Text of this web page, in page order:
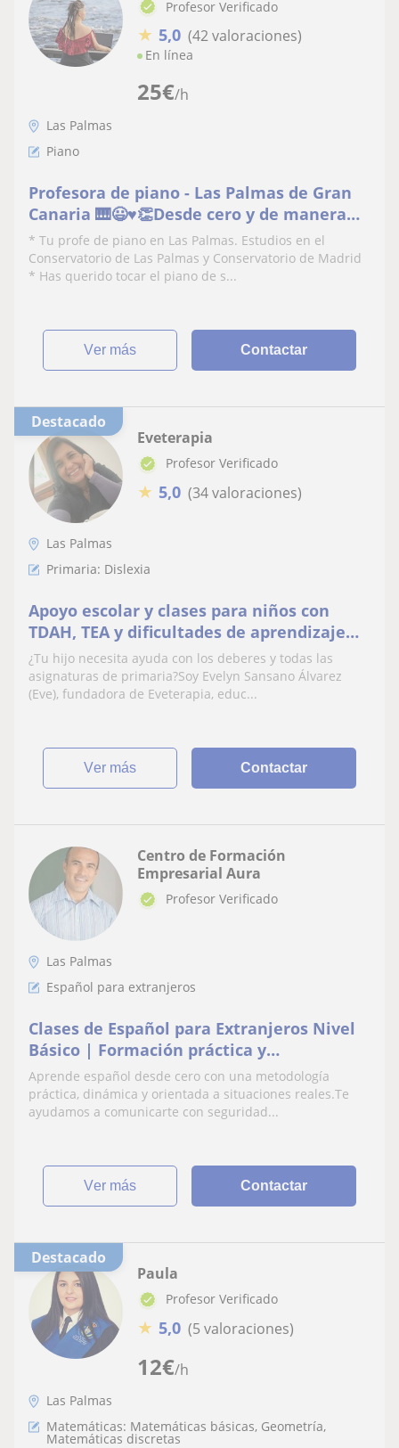
25€/h
Profesor Verificado
★ 5,0 (42 valoraciones)
En línea
Las Palmas
Piano
Profesora de piano - Las Palmas de Gran
Canaria 🎹😃♥️👏Desde cero y de manera
divertida
* Tu profe de piano en Las Palmas. Estudios en el
Conservatorio de Las Palmas y Conservatorio de Madrid
* Has querido tocar el piano de s...
ver más Contactar
Destacado
Eveterapia
Profesor Verificado
★ 5,0 (34 valoraciones)
Las Palmas
Primaria: Dislexia
Apoyo escolar y clases para niños con
TDAH, TEA y dificultades de aprendizaje🎓
⭐
¿Tu hijo necesita ayuda con los deberes y todas las
asignaturas de primaria?Soy Evelyn Sansano Álvarez
(Eve), fundadora de Eveterapia, educ...
ver más Contactar
Centro de Formación
Empresarial Aura
Profesor Verificado
Las Palmas
Español para extranjeros
Clases de Español para Extranjeros Nivel
Básico | Formación práctica y
personalizada
Aprende español desde cero con una metodología
práctica, dinámica y orientada a situaciones reales.Te
ayudamos a comunicarte con seguridad...
ver más Contactar
Destacado
12€/h
Paula
Profesor Verificado
★ 5,0 (5 valoraciones)
Las Palmas
Matemáticas: Matemáticas básicas, Geometría,
Matemáticas discretas